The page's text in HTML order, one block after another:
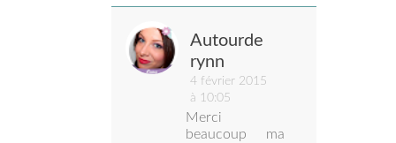
Autourde
rynn
4 février 2015
à 10:05
Merci
beaucoup ma